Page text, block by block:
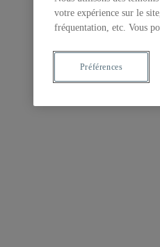
votre expérience sur le
fréquentation, etc. Vous
Préférences